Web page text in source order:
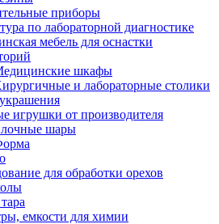
приборы
по лабораторной диагностике
мебель для оснастки
шкафы
и лабораторные столики
игрушки от производителя
шары
для обработки орехов
емкости для химии